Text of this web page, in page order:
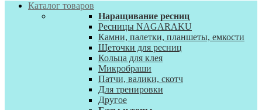
Каталог товаров
Наращивание ресниц
Ресницы NAGARAKU
Камни, палетки, планшеты, емкости
Щеточки для ресниц
Кольца для клея
Микробраши
Патчи, валики, скотч
Для тренировки
Другое